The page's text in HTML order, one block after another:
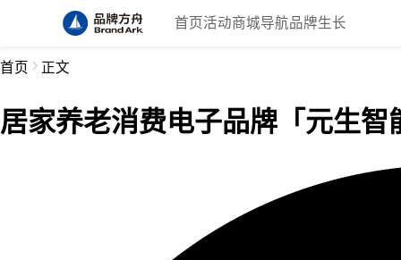
首页 活动商城导航品牌生长
首页 正文
居家养老消费电子品牌「元生